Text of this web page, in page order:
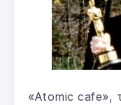
«Atomic cafe»,